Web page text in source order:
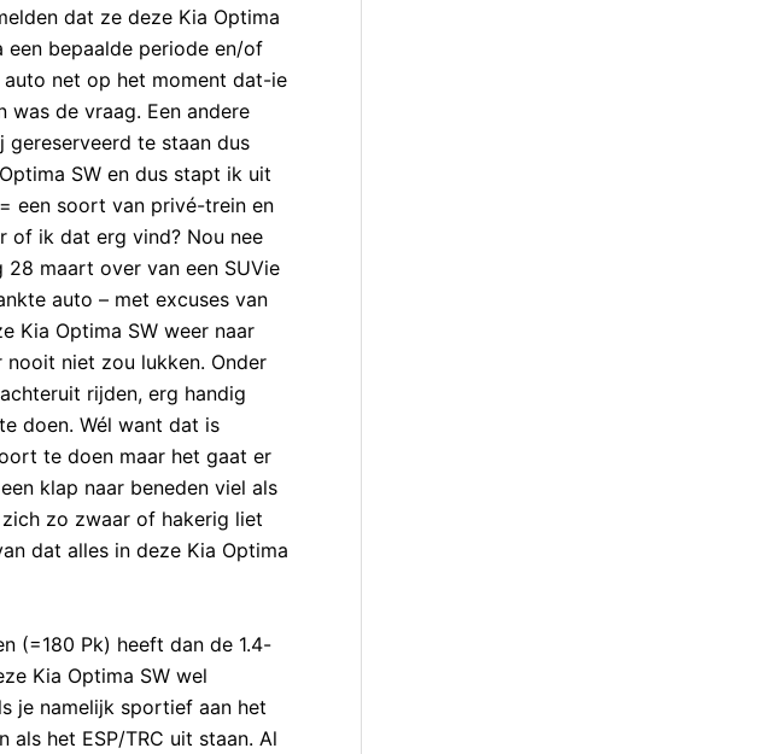
dat ze deze Kia Optima
een bepaalde periode en/of
net op het moment dat-ie
was de vraag. Een andere
te staan dus
SW en dus stapt ik uit
een soort van privé-trein en
of ik dat erg vind? Nou nee
maart over van een SUVie
auto – met excuses van
Kia Optima SW weer naar
niet zou lukken. Onder
rijden, erg handig
doen. Wél want dat is
te doen maar het gaat er
klap naar beneden viel als
zo zwaar of hakerig liet
dat alles in deze Kia Optima
(=180 Pk) heeft dan de 1.4-
Kia Optima SW wel
je namelijk sportief aan het
als het ESP/TRC uit staan. Al